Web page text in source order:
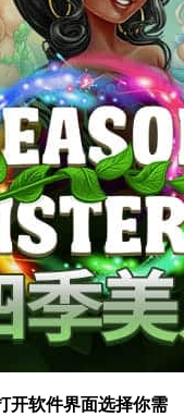
开软件界面选择你需